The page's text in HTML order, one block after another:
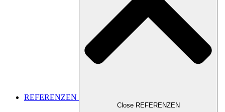
REFERENZEN
Close REFERENZEN